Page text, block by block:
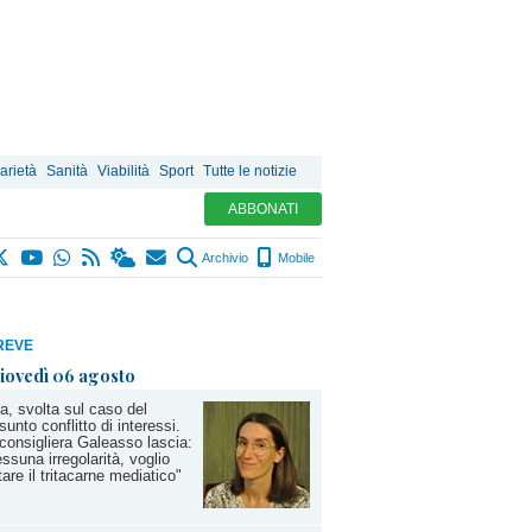
Sanità Viabilità Sport Tutte le notizie
ABBONATI
Archivio Mobile
06 agosto
svolta sul caso del
conflitto di interessi.
Galeasso lascia:
irregolarità, voglio
il tritacarne mediatico"